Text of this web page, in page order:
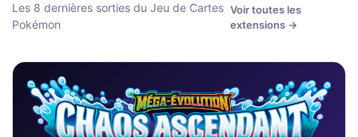
Les 8 dernières sorties du Jeu de Cartes
Pokémon
Voir toutes les
extensions →